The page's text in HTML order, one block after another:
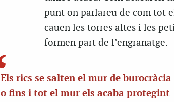
punt on parlareu de com tot
cauen les torres altes i les
formen part de l’engranatge.
Els rics se salten el mur de burocràcia
o fins i tot el mur els acaba protegint